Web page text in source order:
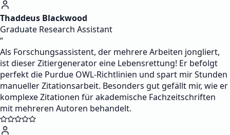
Thaddeus Blackwood
Graduate Research Assistant
“
Als Forschungsassistent, der mehrere Arbeiten jongliert,
ist dieser Zitiergenerator eine Lebensrettung! Er befolgt
perfekt die Purdue OWL-Richtlinien und spart mir Stunden
manueller Zitationsarbeit. Besonders gut gefällt mir, wie er
komplexe Zitationen für akademische Fachzeitschriften
mit mehreren Autoren behandelt.